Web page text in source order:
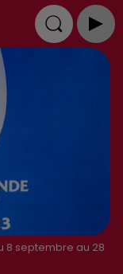
8 septembre au 28